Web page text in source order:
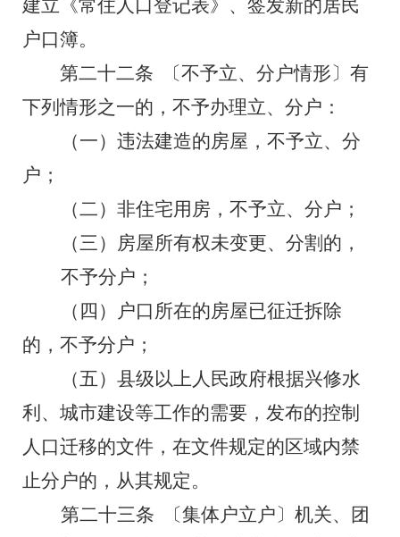
建立《常住人口登记表》、签发新的居民
户口簿。
第二十二条
〔不予立、分户情形〕 有
下列情形之一的，不予办理立、分户：
（一） 违法建造的房屋 ，不予立、分
户；
（二） 非住宅用房，不予立、分户；
（三）
房屋所有权未变更、分割的，
不予分户；
（四）
户口所在的房屋已征迁拆除
的，不予分户；
（五） 县级以上人民政府根据兴修水
利、城市建设等工作的需要，发布的控制
人口迁移的文件，在文件规定的区域内禁
止分户的，从其规定。
第二十三条
〔集体户立户〕机关、团